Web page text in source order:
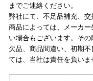
までご連絡ください。
弊社にて、不足品補充、交
商品によっては、メーカ
い場合もございます。その
欠品、商品間違い、初期
ては、当社は責任を負いま